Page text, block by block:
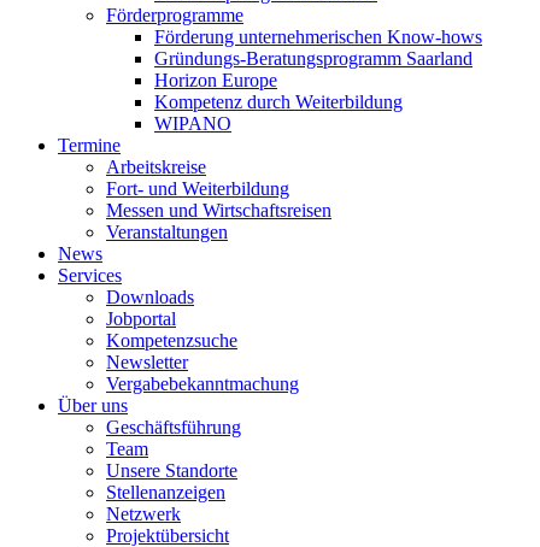
Förderprogramme
Förderung unternehmerischen Know-hows
Gründungs-Beratungsprogramm Saarland
Horizon Europe
Kompetenz durch Weiterbildung
WIPANO
Termine
Arbeitskreise
Fort- und Weiterbildung
Messen und Wirtschaftsreisen
Veranstaltungen
News
Services
Downloads
Jobportal
Kompetenzsuche
Newsletter
Vergabebekanntmachung
Über uns
Geschäftsführung
Team
Unsere Standorte
Stellenanzeigen
Netzwerk
Projektübersicht